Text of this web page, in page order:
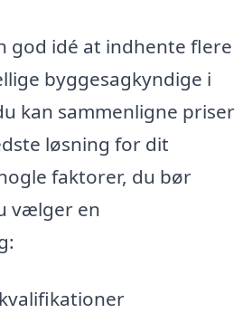
god idé at indhente flere
byggesagkyndige i
kan sammenligne priser
løsning for dit
faktorer, du bør
vælger en